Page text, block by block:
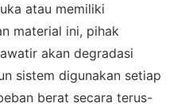
atau memiliki
material ini, pihak
akan degradasi
sistem digunakan setiap
berat secara terus-